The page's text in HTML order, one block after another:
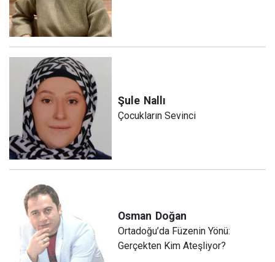
Şule Nallı
Çocukların Sevinci
Osman Doğan
Ortadoğu’da Füzenin Yönü:
Gerçekten Kim Ateşliyor?